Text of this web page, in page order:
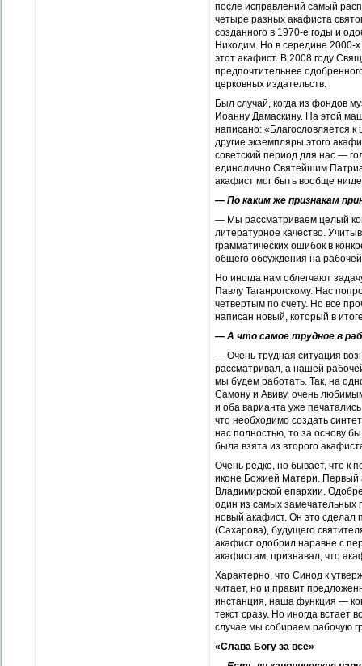
после исправлений самый
четыре разных акафиста
созданного в 1970-е го­ды и
Никодим. Но в середине 2000-
этот акафист. В 2008 году
предпочтительнее
церковных издательств.
Был случай, когда из фондов
Иоанну Дамаскину. На этой
написано: «Благословляется
другие экземпляры этого
советский период для нас —
единолично Святейшим
акафист мог быть вообще
— По каким же признакам
— Мы рассматриваем целый
литературное качество.
грамматических ошибок в
общего обсуждения на
Но иногда нам облегчают
Павлу Таганрогскому. Нас
четвертым по счету. Но все
написан новый, который в
— А что самое трудное в
— Очень трудная ситуация
рассматривал, а нашей
мы будем работать. Так, на
Самону и Авиву, очень
и оба варианта уже
что необходимо создать
нас полностью, то за основу
была взята из второго
Очень редко, но бывает, что к
иконе Божией Матери. Первый
Владимирской епархии.
один из самых
новый акафист. Он это сделал
(Сахарова), будущего
акафист одобрил наравне с
акафистам, признавал, что
Характерно, что Синод к
читает, но и правит
инстанция, наша функция —
текст сразу. Но иногда
случае мы собираем рабочую
«Слава Богу за всё»